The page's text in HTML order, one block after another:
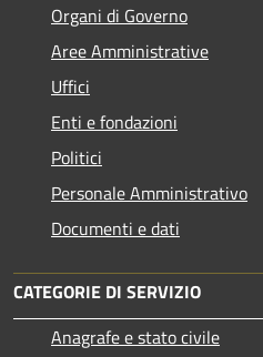
Organi di Governo
Aree Amministrative
Uffici
Enti e fondazioni
Politici
Personale Amministrativo
Documenti e dati
CATEGORIE DI SERVIZIO
Anagrafe e stato civile